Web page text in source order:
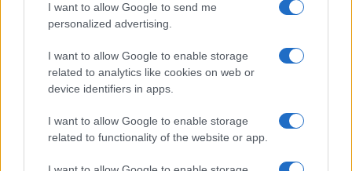
I want to allow Google to send me
personalized advertising.
I want to allow Google to enable storage
related to analytics like cookies on web or
device identifiers in apps.
I want to allow Google to enable storage
related to functionality of the website or app.
Sportmagazine: notizie, approfondimenti e classifiche su
calcio, basket, tennis, ciclismo, motori, Formula 1,
nazionali e internazionali, gli highlight delle partite, le
interviste ai protagonisti e i risultati in tempo reale di tutte
le discipline che fanno emozionare gli appassionati di